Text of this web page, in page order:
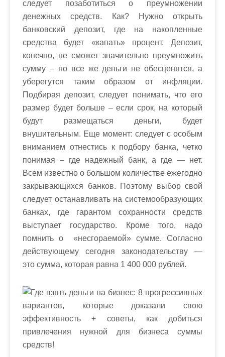
следует позаботиться о преумножении
денежных средств. Как? Нужно открыть
банковский депозит, где на накопленные
средства будет «капать» процент. Депозит,
конечно, не сможет значительно преумножить
сумму – но все же деньги не обесценятся, а
уберегутся таким образом от инфляции.
Подбирая депозит, следует понимать, что его
размер будет больше – если срок, на который
будут размещаться деньги, будет
внушительным. Еще момент: следует с особым
вниманием отнестись к подбору банка, четко
понимая – где надежный банк, а где — нет.
Всем известно о большом количестве ежегодно
закрывающихся банков. Поэтому выбор свой
следует останавливать на системообразующих
банках, где гарантом сохранности средств
выступает государство. Кроме того, надо
помнить о «несгораемой» сумме. Согласно
действующему сегодня законодательству —
это сумма, которая равна 1 400 000 рублей.